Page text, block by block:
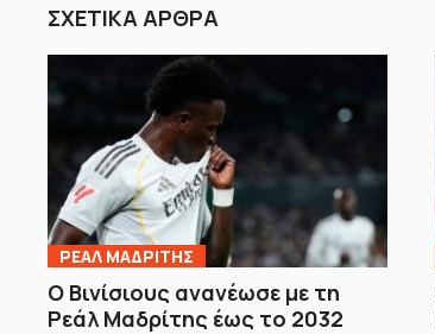
ΣΧΕΤΙΚΑ ΑΡΘΡΑ
ΡΕΑΛ ΜΑΔΡΙΤΗΣ
Ο Βινίσιους ανανέωσε με τη
Ρεάλ Μαδρίτης έως το 2032